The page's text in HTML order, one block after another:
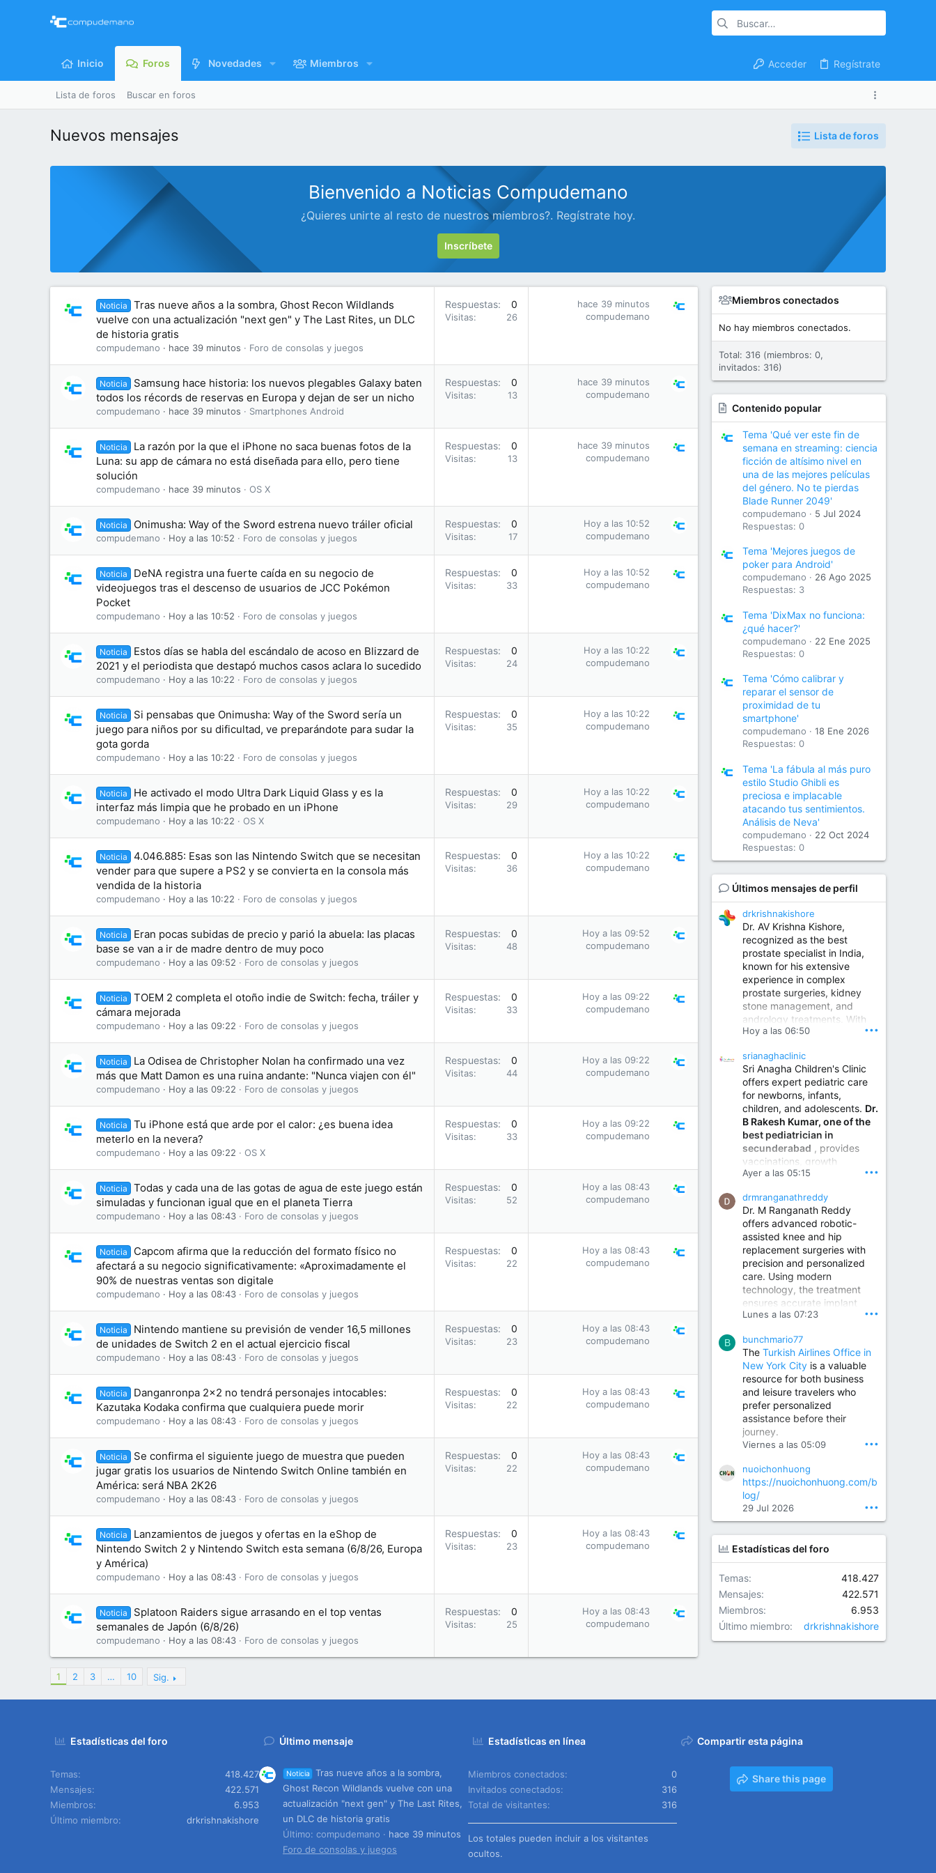
Inicio Foros Novedades Miembros Acceder Regístrate
Lista de foros Buscar en foros
Nuevos mensajes Lista de foros
Bienvenido a Noticias Compudemano
¿Quieres unirte al resto de nuestros miembros?. Regístrate hoy.
Inscríbete
Noticia
Tras nueve años a la sombra, Ghost Recon Wildlands
vuelve con una actualización "next gen" y The Last Rites, un DLC
de historia gratis
compudemano hace 39 minutos Foro de consolas y juegos
Respuestas 0
Visitas 26
hace 39 minutos
compudemano
Noticia
Samsung hace historia: los nuevos plegables Galaxy baten
todos los récords de reservas en Europa y dejan de ser un nicho
compudemano hace 39 minutos Smartphones Android
Respuestas 0
Visitas 13
hace 39 minutos
compudemano
Noticia
La razón por la que el iPhone no saca buenas fotos de la
Luna: su app de cámara no está diseñada para ello, pero tiene
solución
compudemano hace 39 minutos OS X
Respuestas 0
Visitas 13
hace 39 minutos
compudemano
Noticia Onimusha: Way of the Sword estrena nuevo tráiler oficial
compudemano Hoy a las 10:52 Foro de consolas y juegos
Respuestas 0
Visitas 17
Hoy a las 10:52
compudemano
Noticia
DeNA registra una fuerte caída en su negocio de
videojuegos tras el descenso de usuarios de JCC Pokémon
Pocket
compudemano Hoy a las 10:52 Foro de consolas y juegos
Respuestas 0
Visitas 33
Hoy a las 10:52
compudemano
Noticia
Estos días se habla del escándalo de acoso en Blizzard de
2021 y el periodista que destapó muchos casos aclara lo sucedido
compudemano Hoy a las 10:22 Foro de consolas y juegos
Respuestas 0
Visitas 24
Hoy a las 10:22
compudemano
Noticia
Si pensabas que Onimusha: Way of the Sword sería un
juego para niños por su dificultad, ve preparándote para sudar la
gota gorda
compudemano Hoy a las 10:22 Foro de consolas y juegos
Respuestas 0
Visitas 35
Hoy a las 10:22
compudemano
Noticia
He activado el modo Ultra Dark Liquid Glass y es la
interfaz más limpia que he probado en un iPhone
compudemano Hoy a las 10:22 OS X
Respuestas 0
Visitas 29
Hoy a las 10:22
compudemano
Noticia
4.046.885: Esas son las Nintendo Switch que se necesitan
vender para que supere a PS2 y se convierta en la consola más
vendida de la historia
compudemano Hoy a las 10:22 Foro de consolas y juegos
Respuestas 0
Visitas 36
Hoy a las 10:22
compudemano
Noticia
Eran pocas subidas de precio y parió la abuela: las placas
base se van a ir de madre dentro de muy poco
compudemano Hoy a las 09:52 Foro de consolas y juegos
Respuestas 0
Visitas 48
Hoy a las 09:52
compudemano
Noticia
TOEM 2 completa el otoño indie de Switch: fecha, tráiler y
cámara mejorada
compudemano Hoy a las 09:22 Foro de consolas y juegos
Respuestas 0
Visitas 33
Hoy a las 09:22
compudemano
Noticia
La Odisea de Christopher Nolan ha confirmado una vez
más que Matt Damon es una ruina andante: "Nunca viajen con él"
compudemano Hoy a las 09:22 Foro de consolas y juegos
Respuestas 0
Visitas 44
Hoy a las 09:22
compudemano
Noticia
Tu iPhone está que arde por el calor: ¿es buena idea
meterlo en la nevera?
compudemano Hoy a las 09:22 OS X
Respuestas 0
Visitas 33
Hoy a las 09:22
compudemano
Noticia
Todas y cada una de las gotas de agua de este juego están
simuladas y funcionan igual que en el planeta Tierra
compudemano Hoy a las 08:43 Foro de consolas y juegos
Respuestas 0
Visitas 52
Hoy a las 08:43
compudemano
Noticia
Capcom afirma que la reducción del formato físico no
afectará a su negocio significativamente: «Aproximadamente el
90% de nuestras ventas son digitale
compudemano Hoy a las 08:43 Foro de consolas y juegos
Respuestas 0
Visitas 22
Hoy a las 08:43
compudemano
Noticia
Nintendo mantiene su previsión de vender 16,5 millones
de unidades de Switch 2 en el actual ejercicio fiscal
compudemano Hoy a las 08:43 Foro de consolas y juegos
Respuestas 0
Visitas 23
Hoy a las 08:43
compudemano
Noticia
Danganronpa 2×2 no tendrá personajes intocables:
Kazutaka Kodaka confirma que cualquiera puede morir
compudemano Hoy a las 08:43 Foro de consolas y juegos
Respuestas 0
Visitas 22
Hoy a las 08:43
compudemano
Noticia
Se confirma el siguiente juego de muestra que pueden
jugar gratis los usuarios de Nintendo Switch Online también en
América: será NBA 2K26
compudemano Hoy a las 08:43 Foro de consolas y juegos
Respuestas 0
Visitas 22
Hoy a las 08:43
compudemano
Noticia
Lanzamientos de juegos y ofertas en la eShop de
Nintendo Switch 2 y Nintendo Switch esta semana (6/8/26, Europa
y América)
compudemano Hoy a las 08:43 Foro de consolas y juegos
Respuestas 0
Visitas 23
Hoy a las 08:43
compudemano
Noticia
Splatoon Raiders sigue arrasando en el top ventas
semanales de Japón (6/8/26)
compudemano Hoy a las 08:43 Foro de consolas y juegos
Respuestas 0
Visitas 25
Hoy a las 08:43
compudemano
1 2 3 … 10 Sig.
Miembros conectados
No hay miembros conectados.
Total: 316 (miembros: 0,
invitados: 316)
Contenido popular
Tema 'Qué ver este fin de
semana en streaming: ciencia
ficción de altísimo nivel en
una de las mejores películas
del género. No te pierdas
Blade Runner 2049'
compudemano
5 Jul 2024
Respuestas: 0
Tema 'Mejores juegos de
poker para Android'
compudemano
26 Ago 2025
Respuestas: 3
Tema 'DixMax no funciona:
¿qué hacer?'
compudemano
22 Ene 2025
Respuestas: 0
Tema 'Cómo calibrar y
reparar el sensor de
proximidad de tu
smartphone'
compudemano
18 Ene 2026
Respuestas: 0
Tema 'La fábula al más puro
estilo Studio Ghibli es
preciosa e implacable
atacando tus sentimientos.
Análisis de Neva'
compudemano
22 Oct 2024
Respuestas: 0
Últimos mensajes de perfil
drkrishnakishore
Dr. AV Krishna Kishore,
recognized as the best
prostate specialist in India,
known for his extensive
experience in complex
prostate surgeries, kidney
stone management, and
andrology treatments. With
years of surgical practice and
invasive and robotic
techniques.
Best Urologist in Vijayawada | Urology Specialist in Vijayawada
Dr. A. V. Krishna Kishore,
the Best Urologist...
www.drkrishnakishore.com
Hoy a las 06:50 •••
srianaghaclinic
Sri Anagha Children's Clinic
offers expert pediatric care
for newborns, infants,
children, and adolescents. Dr.
B Rakesh Kumar, one of the
best pediatrician in
secunderabad , provides
vaccinations, growth
monitoring, newborn care,
illnesses, nutrition guidance,
and preventive healthcare in
a child-friendly environment.
Children Hospital in Secunderabad | Best Pediatrician in Hyderabad | Neonatologist in Medchal
Our pediatrician and
Neonatologist team at...
www.srianaghaclinic.com
Ayer a las 05:15 •••
drmranganathreddy
Dr. M Ranganath Reddy
offers advanced robotic-
assisted knee and hip
replacement surgeries with
precision and personalized
care. Using modern
technology, the treatment
ensures accurate implant
placement, reduced pain,
improved joint function,
helping patients return to an
active and comfortable
lifestyle.
Orthopedic Surgeon in Kondapur | Best Orthopedic Doctor in Kondapur | Dr. M. Ranganath Reddy
Consult Dr. M. Ranganath
Reddy, the best...
www.drranganathreddy.co
m
Lunes a las 07:23 •••
B bunchmario77
The Turkish Airlines Office in
New York City is a valuable
resource for both business
and leisure travelers who
prefer personalized
assistance before their
journey.
Viernes a las 05:09 •••
nuoichonhuong
https://nuoichonhuong.com/b
log/
29 Jul 2026 •••
Estadísticas del foro
Temas
418.427
Mensajes
422.571
Miembros
6.953
Último miembro
drkrishnakishore
Estadísticas del foro
Temas
418.427
Mensajes
422.571
Miembros
6.953
Último miembro
drkrishnakishore
Último mensaje
Noticia
Tras nueve años a la sombra,
Ghost Recon Wildlands vuelve con una
actualización "next gen" y The Last Rites,
un DLC de historia gratis
Último: compudemano
hace 39 minutos
Foro de consolas y juegos
Estadísticas en línea
Miembros conectados
0
Invitados conectados
316
Total de visitantes
316
Los totales pueden incluir a los visitantes
ocultos.
Compartir esta página
Share this page